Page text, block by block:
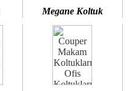
Megane Koltuk